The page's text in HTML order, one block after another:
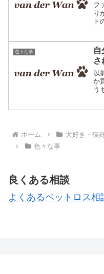
フ
り
ト
か
れ
色々な事
自
さ
以
か
う
ホーム
犬好き・猫
色々な事
良くある相談
よくあるペットロス相